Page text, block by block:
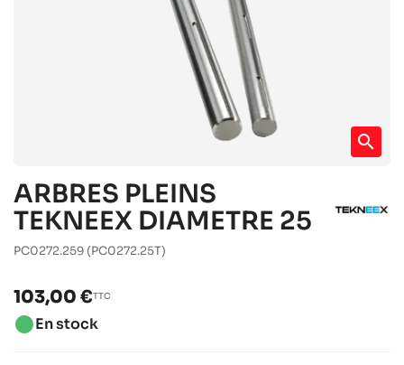
search
ARBRES PLEINS
TEKNEEX DIAMETRE 25
PC0272.259 (PC0272.25T)
103,00 €TTC
brightness_1En stock